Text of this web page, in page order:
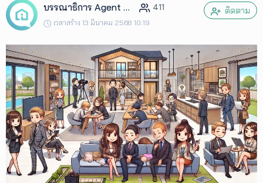
AgentTool
UpSkill
Podcast
เพิ่ม
เติม
ติดต่อ
เรา
บรรณาธิการ Agent Club 411
เวลาสร้าง 13 มีนาคม 2568 10:19
ติดตาม